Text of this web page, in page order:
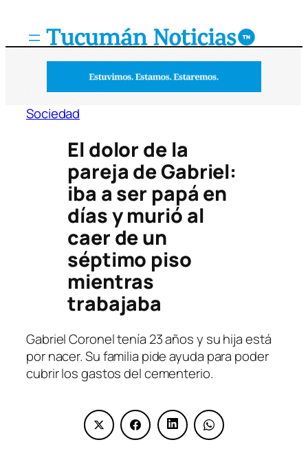
Sociedad
El dolor de la
pareja de Gabriel:
iba a ser papá en
días y murió al
caer de un
séptimo piso
mientras
trabajaba
Gabriel Coronel tenía 23 años y su hija está
por nacer. Su familia pide ayuda para poder
cubrir los gastos del cementerio.